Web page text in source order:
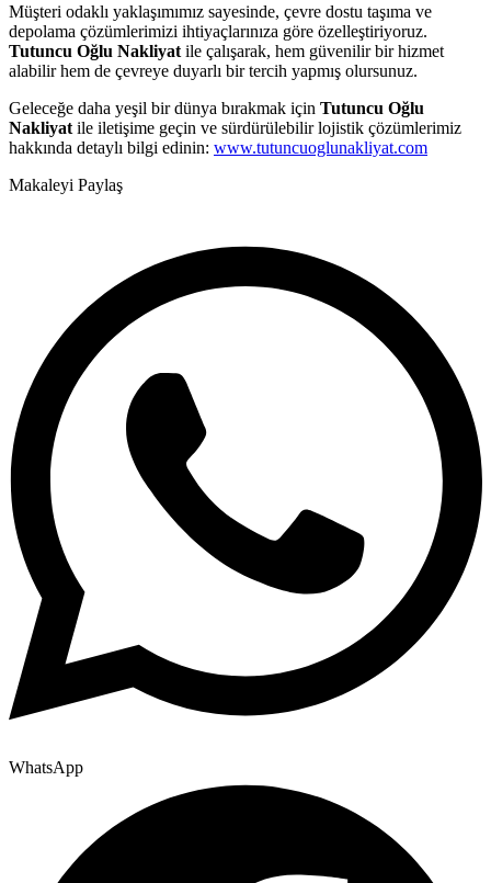
Müşteri odaklı yaklaşımımız sayesinde, çevre dostu taşıma ve
depolama çözümlerimizi ihtiyaçlarınıza göre özelleştiriyoruz.
Tutuncu Oğlu Nakliyat ile çalışarak, hem güvenilir bir hizmet
alabilir hem de çevreye duyarlı bir tercih yapmış olursunuz.
Geleceğe daha yeşil bir dünya bırakmak için Tutuncu Oğlu
Nakliyat ile iletişime geçin ve sürdürülebilir lojistik çözümlerimiz
hakkında detaylı bilgi edinin: www.tutuncuoglunakliyat.com
Makaleyi Paylaş
WhatsApp